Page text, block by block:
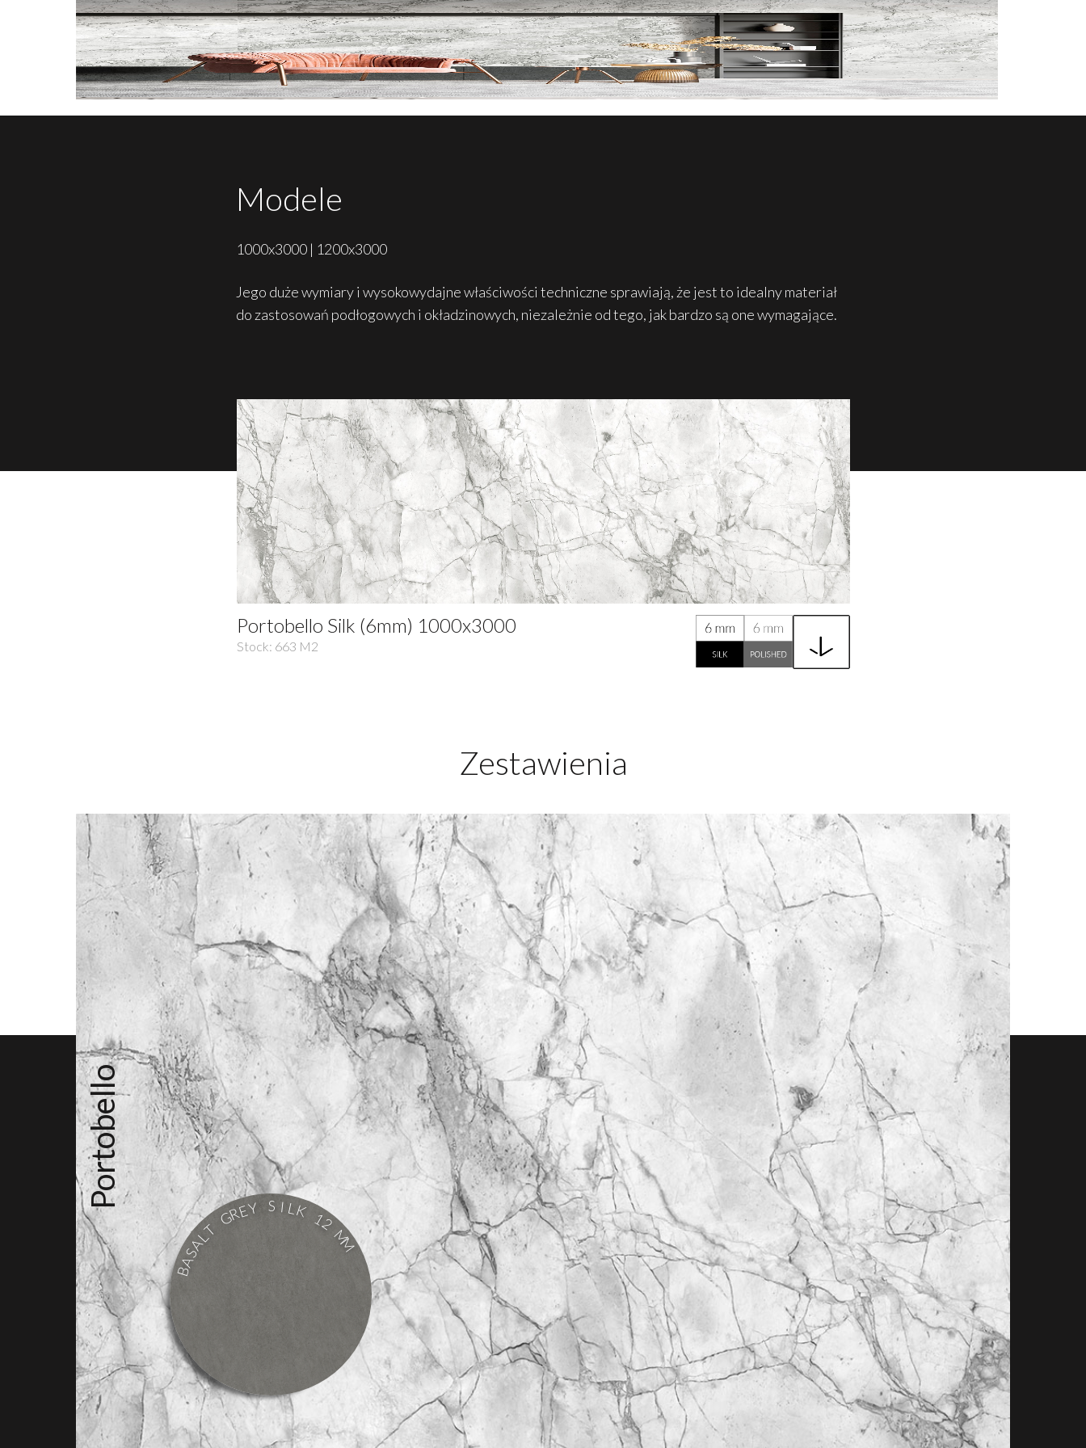
Modele
1000x3000 | 1200x3000
Jego duże wymiary i wysokowydajne właściwości techniczne sprawiają, że jest to idealny materiał
do zastosowań podłogowych i okładzinowych, niezależnie od tego, jak bardzo są one wymagające.
Portobello Silk (6mm) 1000x3000
Stock: 663 M2
Zestawienia
Portobello
B
A
S
A
L
T
G
REY S I LK 1
2
M
M